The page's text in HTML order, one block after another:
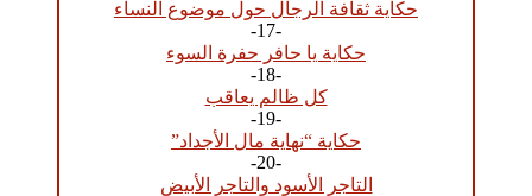
حكاية ثقافة الرجال حول موضوع النساء
-17-
حكاية يا حافر حفرة السوء
-18-
كل ظالم يعاقب
-19-
حكاية “نهاية مال الأجداد”
-20-
التاجر الأسود والتاجر الأبيض